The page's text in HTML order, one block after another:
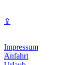
⇪
Impressum
Anfahrt